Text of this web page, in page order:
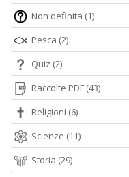
Non definita (1)
Pesca (2)
Quiz (2)
Raccolte PDF (43)
Religioni (6)
Scienze (11)
Storia (29)